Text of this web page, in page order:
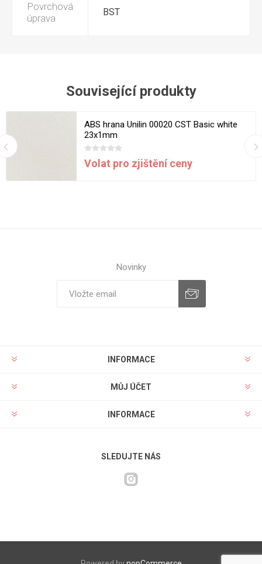
Povrchová
úprava
BST
Související produkty
ABS hrana Unilin 00020 CST Basic white
23x1mm
Volat pro zjištění ceny
Novinky
INFORMACE
MŮJ ÚČET
INFORMACE
SLEDUJTE NÁS